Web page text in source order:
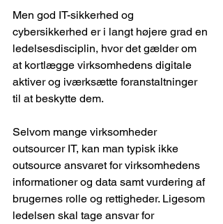
Men god IT-sikkerhed og
cybersikkerhed er i langt højere grad en
ledelsesdisciplin, hvor det gælder om
at kortlægge virksomhedens digitale
aktiver og iværksætte foranstaltninger
til at beskytte dem.
Selvom mange virksomheder
outsourcer IT, kan man typisk ikke
outsource ansvaret for virksomhedens
informationer og data samt vurdering af
brugernes rolle og rettigheder. Ligesom
ledelsen skal tage ansvar for